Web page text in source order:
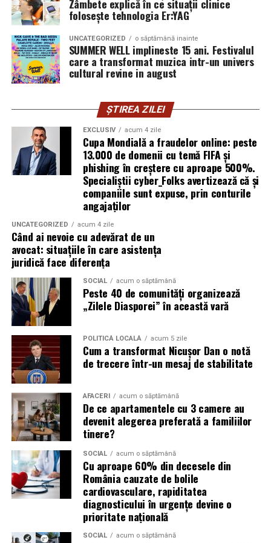
introducă parola pe o pagină clonată. În acel moment,
vigilența utilizatorului rămâne prima linie de apărare”,
explică Horațiu Șimon, Chief Technology Officer
cyber_Folks România.
Subiectul a fost semnalat și de FBI, care a inclus în
turneului, de la fraude online și furtul datelor până la
operațiuni de dezinformare.
Avertismentele publice s-au concentrat în principal
asupra fanilor și infrastructurii orașelor gazdă, însă
specialiștii atrag atenția că firmele pot fi afectate
inclusiv atunci când nu au nicio legătură directă cu
industria sportului, turismului sau vânzarea de bilete.
Atacurile sunt mai eficiente în contextul
evenimentelor globale
Campaniile de phishing asociate evenimentelor
importante profită de interesul public ridicat, de
presiunea timpului și de teama utilizatorilor că ar putea
pierde o ofertă sau o oportunitate. Mesajele care anunță
ultimele bilete disponibile, acces limitat la o transmisie
sau câștigarea unui premiu pot determina utilizatorii să
reacționeze înainte de a verifica sursa.
Turneul se încheie pe 19 iulie, iar specialiștii anticipează
o intensificare a activității frauduloase în perioada
finalei. Printre cele mai utilizate pretexte se numără
transmisiunile pirat, biletele revândute, pariurile,
tombolele, concursurile și falsele oferte de călătorie.
Pentru a răspunde riscurilor tot mai complexe,
cyber_Folks a lansat la finalul lunii iunie robo_Folks,
primul asistent AI integrat într-un panou de hosting
din România. Acesta poate efectua, la cererea
utilizatorului, un audit al securității site-ului, care
Zâmbete explică în ce situații clinice
folosește tehnologia Er:YAG
UNCATEGORIZED o săptămână inainte
SUMMER WELL implineste 15 ani. Festivalul
care a transformat muzica intr-un univers
cultural revine in august
ȘTIREA ZILEI
EXCLUSIV acum 4 zile
Cupa Mondială a fraudelor online: peste
13.000 de domenii cu temă FIFA și
phishing în creștere cu aproape 500%.
Specialiștii cyber_Folks avertizează că și
companiile sunt expuse, prin conturile
angajaților
UNCATEGORIZED acum 4 zile
Când ai nevoie cu adevărat de un
avocat: situațiile în care asistența
juridică face diferența
SOCIAL acum o săptămână
Peste 40 de comunități organizează
„Zilele Diasporei” în această vară
POLITICĂ LOCALĂ acum 5 zile
Cum a transformat Nicușor Dan o notă
de trecere într-un mesaj de stabilitate
AFACERI acum o săptămână
De ce apartamentele cu 3 camere au
devenit alegerea preferată a familiilor
tinere?
SOCIAL acum o săptămână
Cu aproape 60% din decesele din
România cauzate de bolile
cardiovasculare, rapiditatea
diagnosticului în urgențe devine o
prioritate națională
SOCIAL acum o săptămână